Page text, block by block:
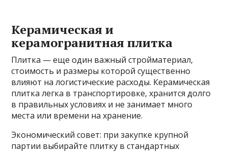
Керамическая и
керамогранитная плитка
Плитка — еще один важный стройматериал,
стоимость и размеры которой существенно
влияют на логистические расходы. Керамическая
плитка легка в транспортировке, хранится долго
в правильных условиях и не занимает много
места или времени на хранение.
Экономический совет: при закупке крупной
партии выбирайте плитку в стандартных